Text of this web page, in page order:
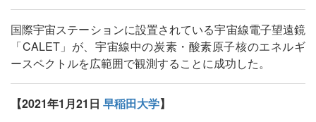
国際宇宙ステーションに設置されている宇宙線電子望遠鏡
「CALET」が、宇宙線中の炭素・酸素原子核のエネルギ
ースペクトルを広範囲で観測することに成功した。
【2021年1月21日 早稲田大学】